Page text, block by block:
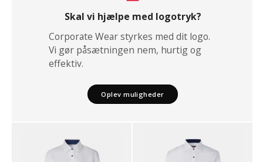
Skal vi hjælpe med logotryk?
Corporate Wear styrkes med dit logo.
Vi gør påsætningen nem, hurtig og
effektiv.
Oplev muligheder